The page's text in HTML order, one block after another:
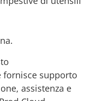
fornisce supporto
assistenza e